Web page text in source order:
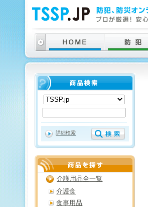
詳細検索
介護用品全一覧
介護食
食事用品